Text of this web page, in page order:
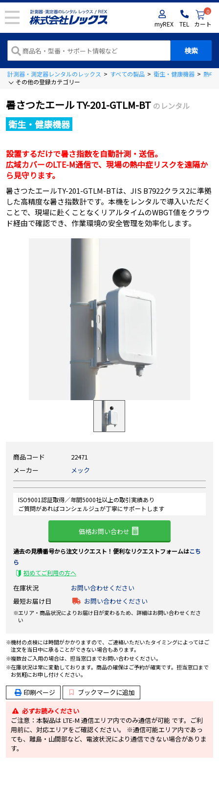
myREX TEL
0
カート
計測器・測定器レンタルのレックス > すべての製品 > 衛生・健康機器 > 熱中
その他の登録カテゴリー
暑さつたエール TY-201-GTLM-BT のレンタル
衛生・健康機器
設置するだけで暑さ指数を自動計測・送信。
広域カバーのLTE-M通信で、現場の熱中症リスクを遠隔か
ら見守ります。
暑さつたエールTY-201-GTLM-BTは、JIS B7922クラス2に準拠
した高精度な暑さ指数計です。本機をレンタルで導入いただく
ことで、現場に赴くことなくリアルタイムのWBGT値をクラウ
ド経由で確認でき、作業環境の安全管理を効率化します。
商品コード
22471
メーカー
メック
ISO9001認証取得／年間5000社以上の取引実績あり
ご質問があればコンシェルジュが丁寧にサポートします
価格お問い合わせ
過去の見積番号から注文リクエスト！便利なリクエストフォームはこち
ら
初めてご利用の方へ
在庫状況
お問い合わせください
最短お届け日
お問い合わせください
エリア・商品状況によりお届け日が変わるため、詳細はお問い合わせくださ
い
機材の点検には時間がかかりますので、ご連絡いただいたタイミングによってはご
注文を当日中に承ることができない場合もあります。
複数台ご入用の場合は、担当窓口までお問い合わせください。
在庫状況は常に変動しております。商品の確保はご予約が確実です。担当窓口まで
お気軽にお申し付けください。
印刷ページ
ブックマークに追加
必ずお読みください
ご注意：本製品は LTE-M 通信エリア内でのみ通信が可能 です。ご利
用前に、対応エリアをご確認ください。 ※通信可能エリア内であっ
ても、離島・山間部など、電波状況により通信できない場合がありま
す。